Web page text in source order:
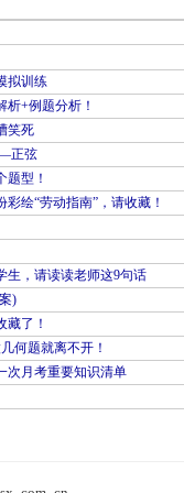
拟训练
+例题分析！
笑死
正弦
题型！
绘“劳动指南”，请收藏！
生，请读读老师这9句话
)
藏了！
何题就离不开！
次月考重要知识清单